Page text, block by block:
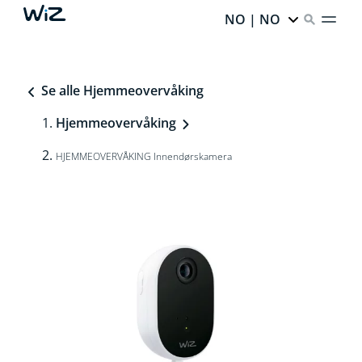
NO | NO
Se alle Hjemmeovervåking
Hjemmeovervåking
HJEMMEOVERVÅKING Innendørskamera